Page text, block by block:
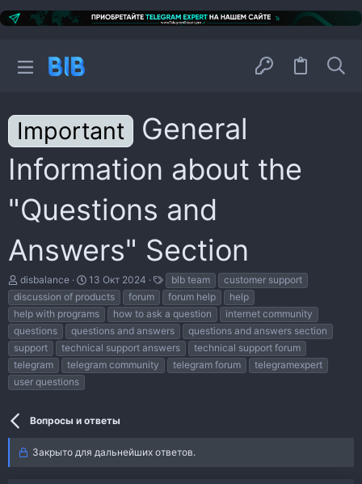
Important
General
Information about the
"Questions and
Answers" Section
А
в
т
о
р
т
е
м
ы
disbalance
Д
а
т
а
н
а
ч
а
13 Окт 2024
е
г
и
blb team
customer support
discussion of products
forum forum help
help
help with programs
how to ask a question
internet community
questions
questions and answers
questions and answers section
support
technical support answers
technical support forum
telegram
telegram community telegram forum
telegramexpert
user questions
Вопросы и ответы
Закрыто для дальнейших ответов.